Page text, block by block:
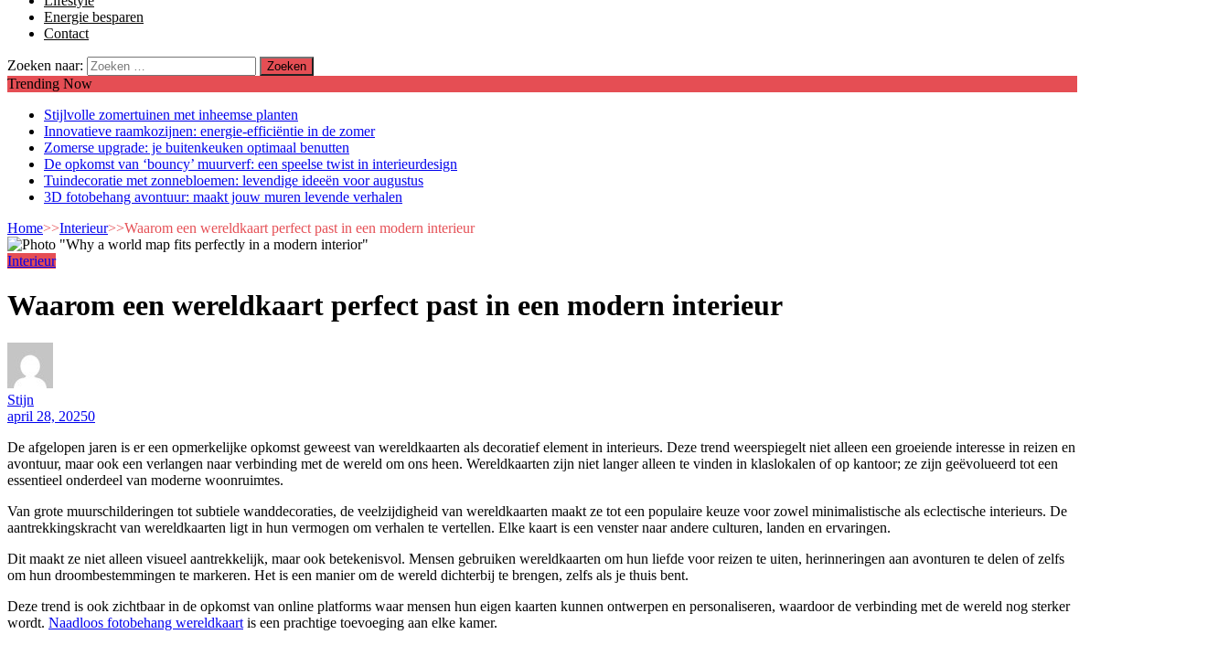
Energie besparen
Contact
Zoeken naar:
Trending Now
Stijlvolle zomertuinen met inheemse planten
Innovatieve raamkozijnen: energie-efficiëntie in de zomer
Zomerse upgrade: je buitenkeuken optimaal benutten
De opkomst van ‘bouncy’ muurverf: een speelse twist in interieurdesign
Tuindecoratie met zonnebloemen: levendige ideeën voor augustus
3D fotobehang avontuur: maakt jouw muren levende verhalen
Home>>Interieur>>Waarom een wereldkaart perfect past in een modern interieur
Interieur
Waarom een wereldkaart perfect past in een modern interieur
Stijn
april 28, 20250
De afgelopen jaren is er een opmerkelijke opkomst geweest van wereldkaarten als decoratief element in interieurs. Deze trend weerspiegelt niet alleen een groeiende interesse in reizen en
avontuur, maar ook een verlangen naar verbinding met de wereld om ons heen. Wereldkaarten zijn niet langer alleen te vinden in klaslokalen of op kantoor; ze zijn geëvolueerd tot een
essentieel onderdeel van moderne woonruimtes.
Van grote muurschilderingen tot subtiele wanddecoraties, de veelzijdigheid van wereldkaarten maakt ze tot een populaire keuze voor zowel minimalistische als eclectische interieurs. De
aantrekkingskracht van wereldkaarten ligt in hun vermogen om verhalen te vertellen. Elke kaart is een venster naar andere culturen, landen en ervaringen.
Dit maakt ze niet alleen visueel aantrekkelijk, maar ook betekenisvol. Mensen gebruiken wereldkaarten om hun liefde voor reizen te uiten, herinneringen aan avonturen te delen of zelfs
om hun droombestemmingen te markeren. Het is een manier om de wereld dichterbij te brengen, zelfs als je thuis bent.
Deze trend is ook zichtbaar in de opkomst van online platforms waar mensen hun eigen kaarten kunnen ontwerpen en personaliseren, waardoor de verbinding met de wereld nog sterker
wordt. Naadloos fotobehang wereldkaart is een prachtige toevoeging aan elke kamer.